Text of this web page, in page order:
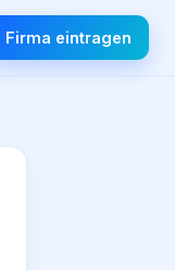
Firma eintragen